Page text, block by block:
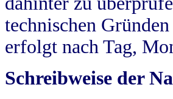
technischen
erfolgt nach Tag,
Schreibweise der